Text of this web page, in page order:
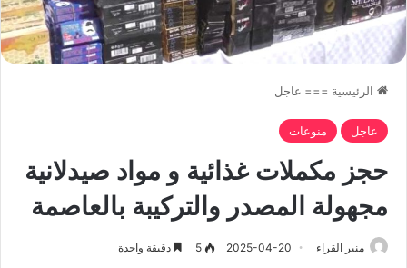
الرئيسية === عاجل
عاجل منوعات
حجز مكملات غذائية و مواد صيدلانية
مجهولة المصدر والتركيبة بالعاصمة
منبر القراء 2025-04-20
5 دقيقة واحدة